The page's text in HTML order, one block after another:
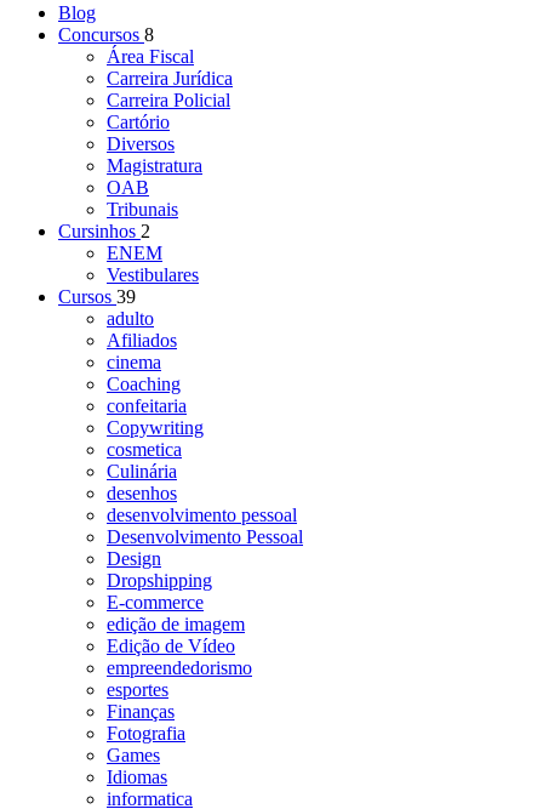
Blog
Concursos 8
Área Fiscal
Carreira Jurídica
Carreira Policial
Cartório
Diversos
Magistratura
OAB
Tribunais
Cursinhos 2
ENEM
Vestibulares
Cursos 39
adulto
Afiliados
cinema
Coaching
confeitaria
Copywriting
cosmetica
Culinária
desenhos
desenvolvimento pessoal
Desenvolvimento Pessoal
Design
Dropshipping
E-commerce
edição de imagem
Edição de Vídeo
empreendedorismo
esportes
Finanças
Fotografia
Games
Idiomas
informatica